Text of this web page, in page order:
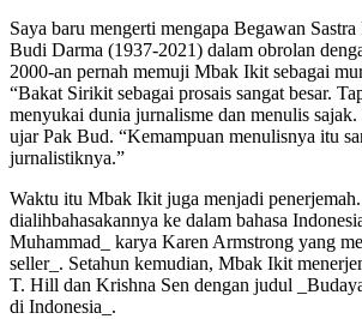
Saya baru mengerti mengapa Begawan
Budi Darma (1937-2021) dalam obrolan
2000-an pernah memuji Mbak Ikit sebagai
“Bakat Sirikit sebagai prosais sangat besar.
menyukai dunia jurnalisme dan menulis
ujar Pak Bud. “Kemampuan menulisnya itu
jurnalistiknya.”
Waktu itu Mbak Ikit juga menjadi
dialihbahasakannya ke dalam bahasa
Muhammad_ karya Karen Armstrong yang
seller_. Setahun kemudian, Mbak Ikit
T. Hill dan Krishna Sen dengan judul
di Indonesia_.